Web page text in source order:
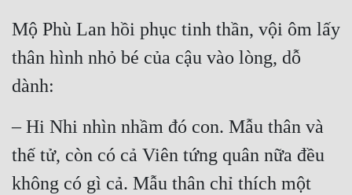
Mộ Phù Lan hồi phục tinh thần, vội ôm lấy
thân hình nhỏ bé của cậu vào lòng, dỗ
dành:
– Hi Nhi nhìn nhầm đó con. Mẫu thân và
thế tử, còn có cả Viên tứng quân nữa đều
không có gì cả. Mẫu thân chỉ thích một